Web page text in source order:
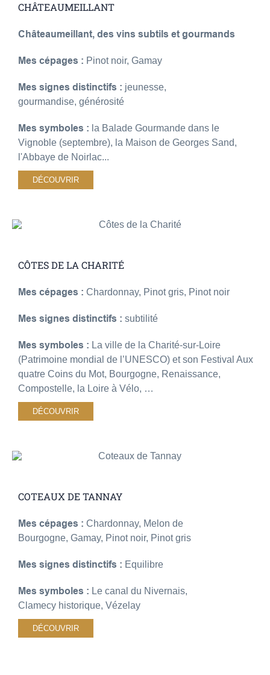
CHÂTEAUMEILLANT
Châteaumeillant, des vins subtils et gourmands
Mes cépages : Pinot noir, Gamay
Mes signes distinctifs : jeunesse,
gourmandise, générosité
Mes symboles : la Balade Gourmande dans le
Vignoble (septembre), la Maison de Georges Sand,
l'Abbaye de Noirlac...
DÉCOUVRIR
CÔTES DE LA CHARITÉ
Mes cépages : Chardonnay, Pinot gris, Pinot noir
Mes signes distinctifs : subtilité
Mes symboles : La ville de la Charité-sur-Loire
(Patrimoine mondial de l’UNESCO) et son Festival Aux
quatre Coins du Mot, Bourgogne, Renaissance,
Compostelle, la Loire à Vélo, …
DÉCOUVRIR
COTEAUX DE TANNAY
Mes cépages : Chardonnay, Melon de
Bourgogne, Gamay, Pinot noir, Pinot gris
Mes signes distinctifs : Equilibre
Mes symboles : Le canal du Nivernais,
Clamecy historique, Vézelay
DÉCOUVRIR